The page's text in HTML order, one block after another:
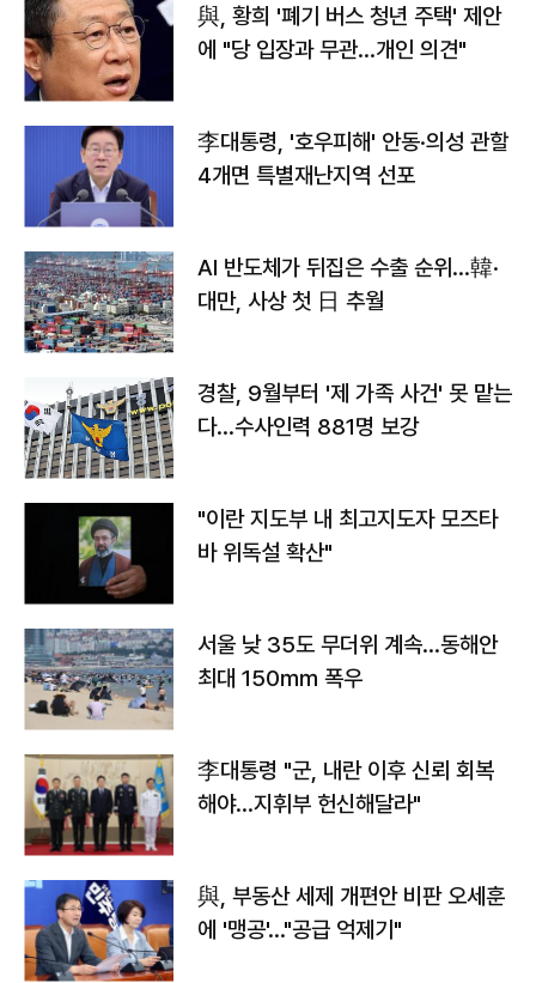
與, 황희 '폐기 버스 청년 주택' 제안
에 "당 입장과 무관…개인 의견"
李대통령, '호우피해' 안동·의성 관할
4개면 특별재난지역 선포
AI 반도체가 뒤집은 수출 순위…韓·
대만, 사상 첫 日 추월
경찰, 9월부터 '제 가족 사건' 못 맡는
다…수사인력 881명 보강
"이란 지도부 내 최고지도자 모즈타
바 위독설 확산"
서울 낮 35도 무더위 계속…동해안
최대 150㎜ 폭우
李대통령 "군, 내란 이후 신뢰 회복
해야…지휘부 헌신해달라"
與, 부동산 세제 개편안 비판 오세훈
에 '맹공'…"공급 억제기"